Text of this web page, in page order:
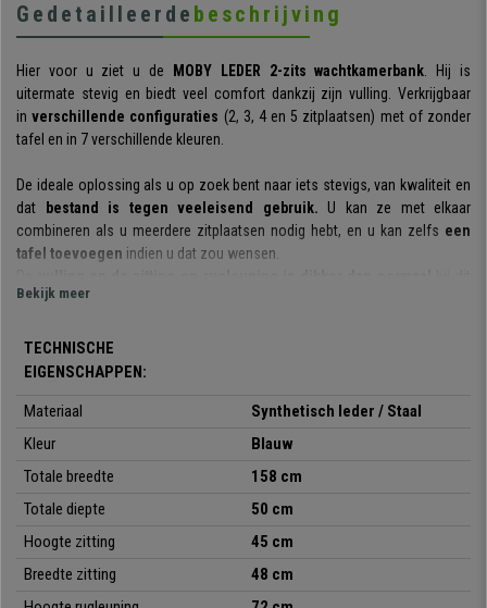
Gedetailleerde beschrijving
Hier voor u ziet u de MOBY LEDER 2-zits wachtkamerbank. Hij is
uitermate stevig en biedt veel comfort dankzij zijn vulling. Verkrijgbaar
inverschillende configuraties (2, 3, 4 en 5 zitplaatsen) met of zonder
tafel en in 7 verschillende kleuren.
De ideale oplossing als u op zoek bent naar iets stevigs, van kwaliteit en
dat
bestand is tegen veeleisend gebruik. U kan ze met elkaar
combineren als u meerdere zitplaatsen nodig hebt, en u kan zelfs een
tafel toevoegen indien u dat zou wensen.
type stoel. Ideaal om klanten of gasten een comfortabele en
frame met chromen poten. Een materiaal dat zorgt voor maximale
weerstand en duurzaamheid, essentieel in dit type stoel ontworpen voor
onderhoudsvriendelijk synthetisch leder.
Het is een praktisch en veelzijdig model: de bank kan worden gebruikt
tijdens vergaderingen, met klanten, in wachtruimtes, in
kantoorreceptieruimtes, tijdens conferenties of evenementen, etc. Hij is
verkrijgbaar in verschillende kleuren,
die het beste bij uw behoeften en de ruimte past.
Bekijk meer
TECHNISCHE
EIGENSCHAPPEN:
Materiaal
Synthetisch leder / Staal
Kleur
Blauw
Totale breedte
158 cm
Totale diepte
50 cm
Hoogte zitting
45 cm
Breedte zitting
48 cm